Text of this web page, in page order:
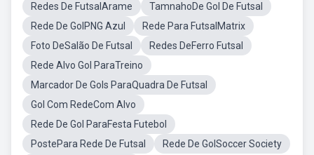
Redes De FutsalArame
TamnahoDe Gol De Futsal
Rede De GolPNG Azul
Rede Para FutsalMatrix
Foto DeSalão De Futsal
Redes DeFerro Futsal
Rede Alvo Gol ParaTreino
Marcador De Gols ParaQuadra De Futsal
Gol Com RedeCom Alvo
Rede De Gol ParaFesta Futebol
PostePara Rede De Futsal
Rede De GolSoccer Society